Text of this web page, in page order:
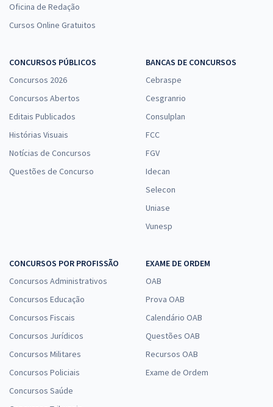
Oficina de Redação
Cursos Online Gratuitos
CONCURSOS PÚBLICOS
Concursos 2026
Concursos Abertos
Editais Publicados
Histórias Visuais
Notícias de Concursos
Questões de Concurso
BANCAS DE CONCURSOS
Cebraspe
Cesgranrio
Consulplan
FCC
FGV
Idecan
Selecon
Uniase
Vunesp
CONCURSOS POR PROFISSÃO
Concursos Administrativos
Concursos Educação
Concursos Fiscais
Concursos Jurídicos
Concursos Militares
Concursos Policiais
Concursos Saúde
EXAME DE ORDEM
OAB
Prova OAB
Calendário OAB
Questões OAB
Recursos OAB
Exame de Ordem